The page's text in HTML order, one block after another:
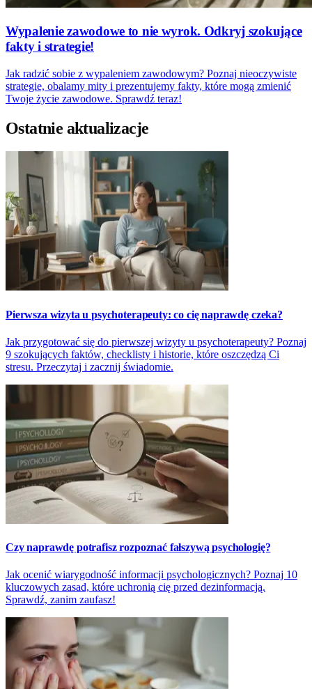
Wypalenie zawodowe to nie wyrok. Odkryj szokujące
fakty i strategie!
Jak radzić sobie z wypaleniem zawodowym? Poznaj nieoczywiste
strategie, obalamy mity i prezentujemy fakty, które mogą zmienić
Twoje życie zawodowe. Sprawdź teraz!
Ostatnie aktualizacje
Pierwsza wizyta u psychoterapeuty: co cię naprawdę czeka?
Jak przygotować się do pierwszej wizyty u psychoterapeuty? Poznaj
9 szokujących faktów, checklisty i historie, które oszczędzą Ci
stresu. Przeczytaj i zacznij świadomie.
Czy naprawdę potrafisz rozpoznać fałszywą psychologię?
Jak ocenić wiarygodność informacji psychologicznych? Poznaj 10
kluczowych zasad, które uchronią cię przed dezinformacją.
Sprawdź, zanim zaufasz!